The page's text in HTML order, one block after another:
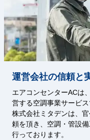
運営会社の信頼と
エアコンセンターACは
営する空調事業サービス
株式会社ミタデンは、
頼を頂き、空調・管設
行っております。